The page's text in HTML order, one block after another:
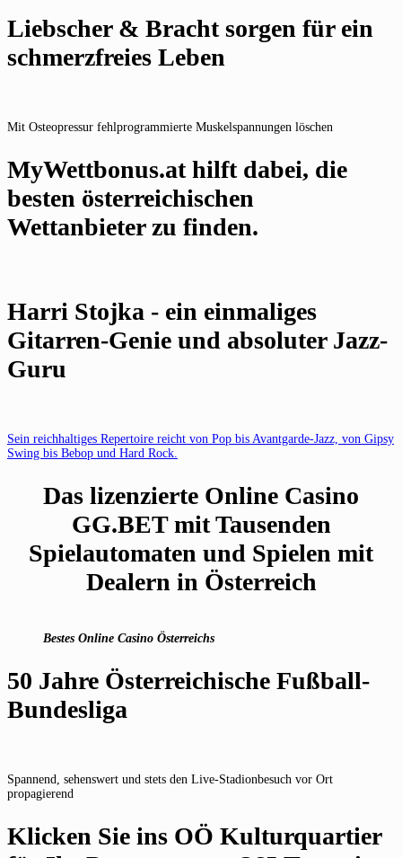
Liebscher & Bracht sorgen für ein
schmerzfreies Leben
Mit Osteopressur fehlprogrammierte Muskelspannungen löschen
MyWettbonus.at hilft dabei, die
besten österreichischen
Wettanbieter zu finden.
Harri Stojka - ein einmaliges
Gitarren-Genie und absoluter Jazz-
Guru
Sein reichhaltiges Repertoire reicht von Pop bis Avantgarde-Jazz, von Gipsy
Swing bis Bebop und Hard Rock.
Das lizenzierte Online Casino
GG.BET mit Tausenden
Spielautomaten und Spielen mit
Dealern in Österreich
Bestes Online Casino Österreichs
50 Jahre Österreichische Fußball-
Bundesliga
Spannend, sehenswert und stets den Live-Stadionbesuch vor Ort
propagierend
Klicken Sie ins OÖ Kulturquartier